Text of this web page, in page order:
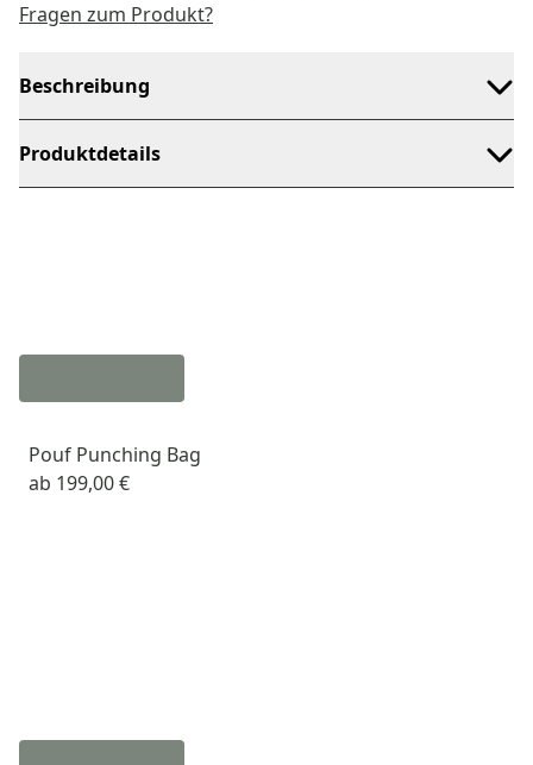
Fragen zum Produkt?
Beschreibung
Produktdetails
Pouf Punching Bag
ab 199,00 €